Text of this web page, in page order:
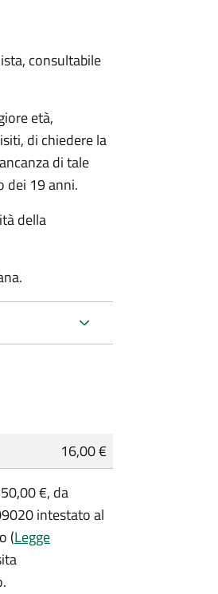
consultabile
età,
di chiedere la
di tale
dei 19 anni.
della
16,00 €
€, da
intestato al
(Legge